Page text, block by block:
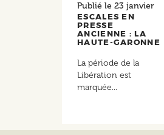
Publié le 23 janvier
ESCALES EN
PRESSE
ANCIENNE : LA
HAUTE-GARONNE
La période de la
Libération est
marquée...